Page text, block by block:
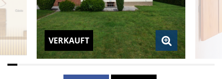
VERKAUFT